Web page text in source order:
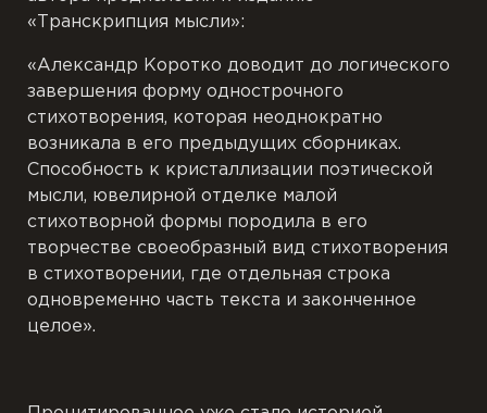
«Транскрипция мысли»:
«Александр Коротко доводит до логического
завершения форму однострочного
стихотворения, которая неоднократно
возникала в его предыдущих сборниках.
Способность к кристаллизации поэтической
мысли, ювелирной отделке малой
стихотворной формы породила в его
творчестве своеобразный вид стихотворения
в стихотворении, где отдельная строка
одновременно часть текста и законченное
целое».